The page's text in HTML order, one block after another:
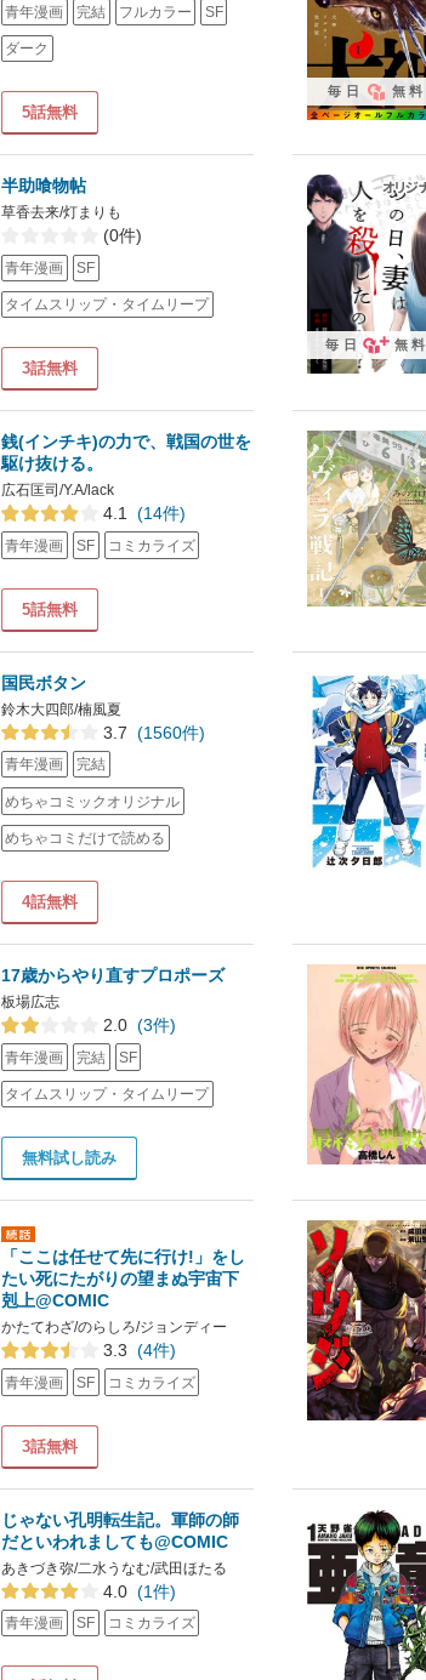
青年漫画 完結 フルカラー SF
ダーク
5話無料
毎日 無料
半助喰物帖
草香去来/灯まりも
(0件)
青年漫画 SF
タイムスリップ・タイムリープ
3話無料
毎日 無料
銭(インチキ)の力で、戦国の世を
駆け抜ける。
広石匡司/Y.A/lack
4.1 (14件)
青年漫画 SF コミカライズ
5話無料
国民ボタン
鈴木大四郎/楠風夏
3.7 (1560件)
青年漫画 完結
めちゃコミックオリジナル
めちゃコミだけで読める
4話無料
17歳からやり直すプロポーズ
板場広志
2.0 (3件)
青年漫画 完結 SF
タイムスリップ・タイムリープ
無料試し読み
「ここは任せて先に行け!」をし
たい死にたがりの望まぬ宇宙下
剋上@COMIC
かたてわざ/のらしろ/ジョンディー
3.3 (4件)
青年漫画 SF コミカライズ
3話無料
じゃない孔明転生記。軍師の師
だといわれましても@COMIC
あきづき弥/二水うなむ/武田ほたる
4.0 (1件)
青年漫画 SF コミカライズ